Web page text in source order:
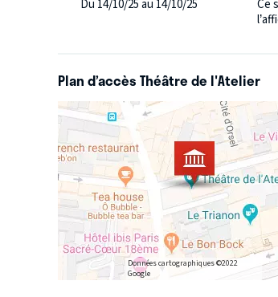
Vous apprendrez à mieux connaître
Du 14/10/25 au 14/10/25
Ce
Plan d’accès Théâtre de l'Atelier
Données cartographiques ©2022
Google